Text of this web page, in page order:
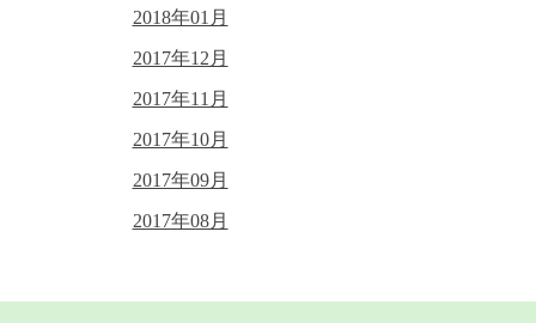
2018年01月
2017年12月
2017年11月
2017年10月
2017年09月
2017年08月